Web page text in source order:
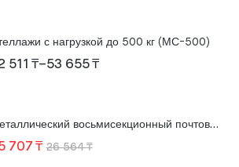
837 ₸
с нагрузкой до 500 кг (МС-500)
511 ₸–53 655₸Диапазон
511 ₸
Металлический восьмисекционный почтовый ящик ПМ-8
26 564₸Первоначальная
707 ₸
Текущая